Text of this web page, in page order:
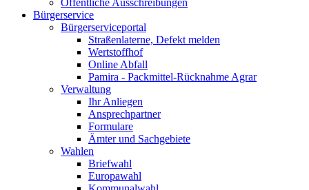
Öffentliche Ausschreibungen
Bürgerservice
Bürgerserviceportal
Straßenlaterne, Defekt melden
Wertstoffhof
Online Abfall
Pamira - Packmittel-Rücknahme Agrar
Verwaltung
Ihr Anliegen
Ansprechpartner
Formulare
Ämter und Sachgebiete
Wahlen
Briefwahl
Europawahl